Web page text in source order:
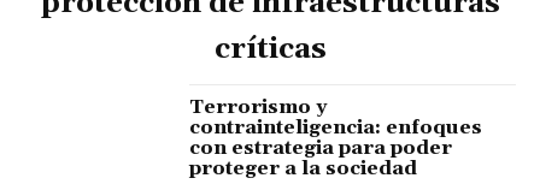
críticas
Terrorismo y
contrainteligencia: enfoques
con estrategia para poder
proteger a la sociedad